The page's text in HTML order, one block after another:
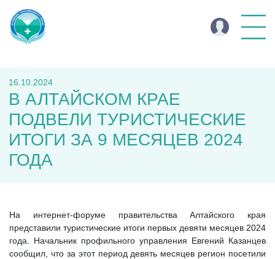
16.10.2024
В АЛТАЙСКОМ КРАЕ
ПОДВЕЛИ ТУРИСТИЧЕСКИЕ
ИТОГИ ЗА 9 МЕСЯЦЕВ 2024
ГОДА
На интернет-форуме правительства Алтайского края
представили туристические итоги первых девяти месяцев 2024
года. Начальник профильного управления Евгений Казанцев
сообщил, что за этот период девять месяцев регион посетили